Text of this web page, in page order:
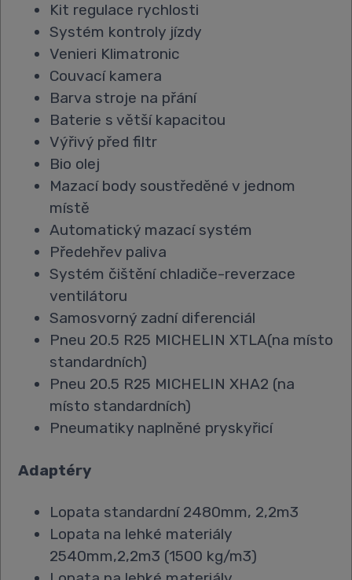
Kit regulace rychlosti
Systém kontroly jízdy
Venieri Klimatronic
Couvací kamera
Barva stroje na přání
Baterie s větší kapacitou
Výřivý před filtr
Bio olej
Mazací body soustředěné v jednom
místě
Automatický mazací systém
Předehřev paliva
Systém čištění chladiče-reverzace
ventilátoru
Samosvorný zadní diferenciál
Pneu 20.5 R25 MICHELIN XTLA(na místo
standardních)
Pneu 20.5 R25 MICHELIN XHA2 (na
místo standardních)
Pneumatiky naplněné pryskyřicí
Adaptéry
Lopata standardní 2480mm, 2,2m3
Lopata na lehké materiály
2540mm,2,2m3 (1500 kg/m3)